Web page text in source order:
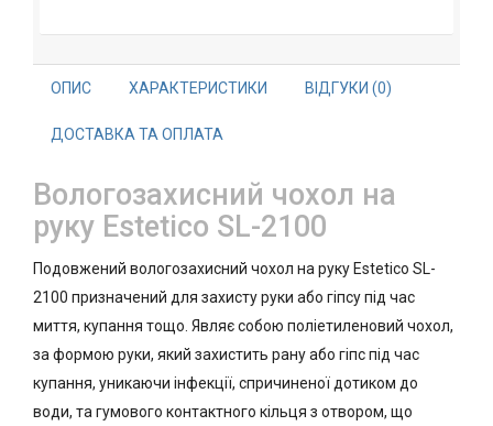
ОПИС ХАРАКТЕРИСТИКИ ВІДГУКИ (0)
ДОСТАВКА ТА ОПЛАТА
Вологозахисний чохол на
руку Estetico SL-2100
Подовжений вологозахисний чохол на руку Estetico SL-
2100 призначений для захисту руки або гіпсу під час
миття, купання тощо. Являє собою поліетиленовий чохол,
за формою руки, який захистить рану або гіпс під час
купання, уникаючи інфекції, спричиненої дотиком до
води, та гумового контактного кільця з отвором, що